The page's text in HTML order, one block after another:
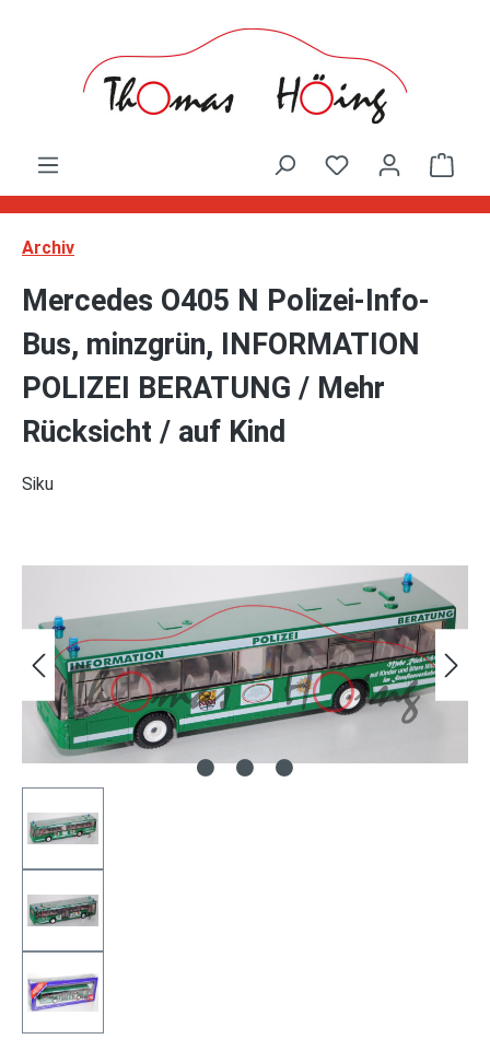
Archiv
Mercedes O405 N Polizei-Info-
Bus, minzgrün, INFORMATION
POLIZEI BERATUNG / Mehr
Rücksicht / auf Kind
Siku